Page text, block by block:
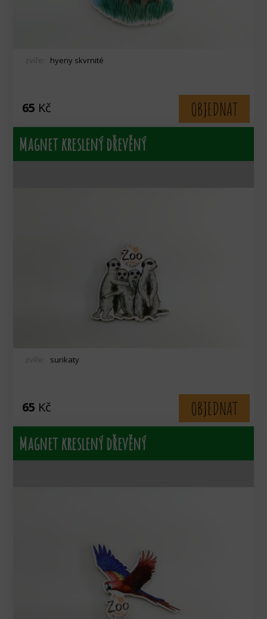
zvíře: hyeny skvrnité
65 Kč
OBJEDNAT
Magnet kreslený dřevěný
zvíře: surikaty
65 Kč
OBJEDNAT
Magnet kreslený dřevěný